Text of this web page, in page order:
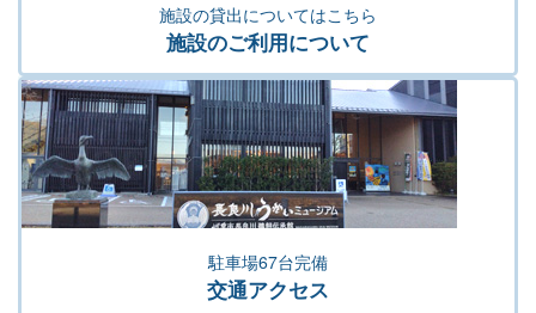
施設の貸出についてはこちら
施設のご利用について
駐車場67台完備
交通アクセス